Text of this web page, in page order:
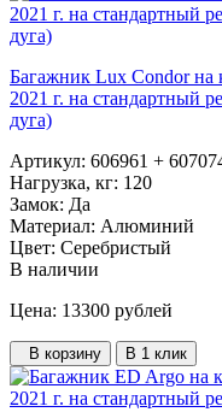
Багажник Lux Condor на
2021 г. на стандартный
дуга)
Артикул: 606961 +
Нагрузка, кг: 120
Замок: Да
Материал: Алюминий
Цвет: Серебристый
В наличии
Цена: 13300 рублей
В корзину В 1 клик